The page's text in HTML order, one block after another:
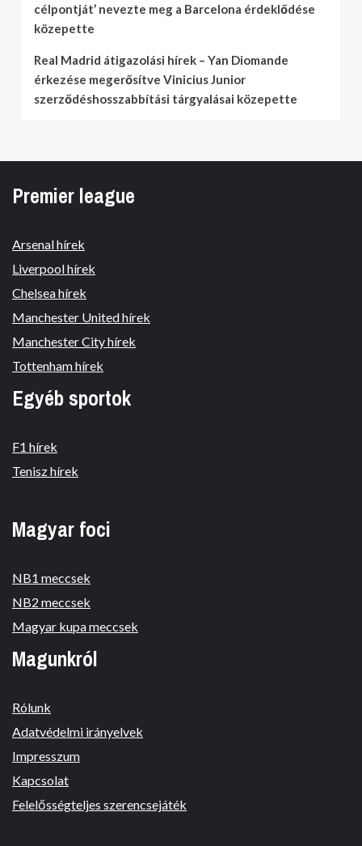
célpontját’ nevezte meg a Barcelona érdeklődése
közepette
Real Madrid átigazolási hírek – Yan Diomande
érkezése megerősítve Vinicius Junior
szerződéshosszabbítási tárgyalásai közepette
Premier league
Arsenal hírek
Liverpool hírek
Chelsea hírek
Manchester United hírek
Manchester City hírek
Tottenham hírek
Egyéb sportok
F1 hírek
Tenisz hírek
Magyar foci
NB1 meccsek
NB2 meccsek
Magyar kupa meccsek
Magunkról
Rólunk
Adatvédelmi irányelvek
Impresszum
Kapcsolat
Felelősségteljes szerencsejáték